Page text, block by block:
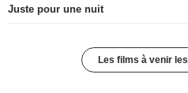
Juste pour une nuit
Les films à venir